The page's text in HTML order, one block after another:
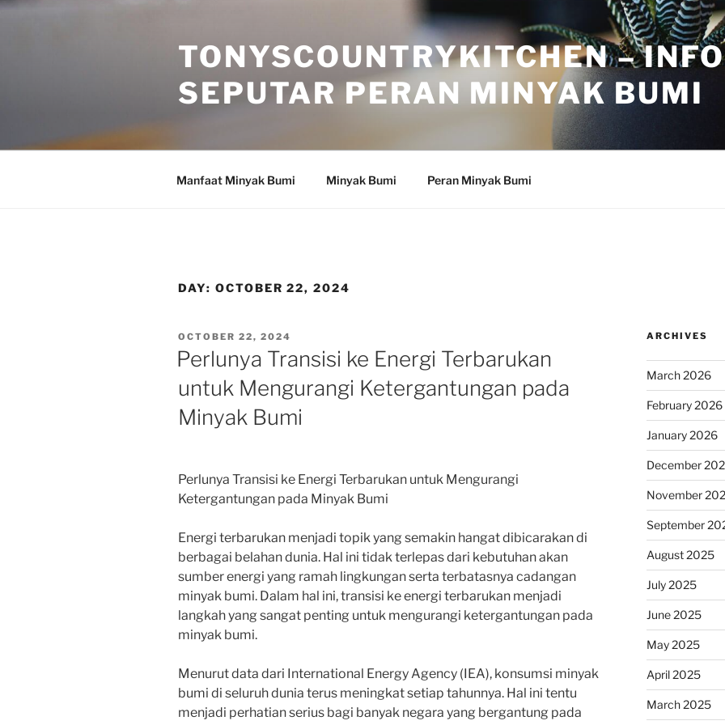
Skip
TONYSCOUNTRYKITCHEN –
SEPUTAR PERAN MINYAK BUMI
Manfaat Minyak Bumi Minyak Bumi Peran Minyak Bumi
DAY: OCTOBER 22, 2024
POSTED
ON
OCTOBER 22, 2024
Perlunya Transisi ke Energi Terbarukan
untuk Mengurangi Ketergantungan pada
Minyak Bumi
Perlunya Transisi ke Energi Terbarukan untuk Mengurangi
Ketergantungan pada Minyak Bumi
Energi terbarukan menjadi topik yang semakin hangat dibicarakan di
berbagai belahan dunia. Hal ini tidak terlepas dari kebutuhan akan
sumber energi yang ramah lingkungan serta terbatasnya cadangan
minyak bumi. Dalam hal ini, transisi ke energi terbarukan menjadi
langkah yang sangat penting untuk mengurangi ketergantungan pada
minyak bumi.
Menurut data dari International Energy Agency (IEA), konsumsi minyak
bumi di seluruh dunia terus meningkat setiap tahunnya. Hal ini tentu
menjadi perhatian serius bagi banyak negara yang bergantung pada
ARCHIVES
March 2026
February 2026
January 2026
December
November
September
August 2025
July 2025
June 2025
May 2025
April 2025
March 2025